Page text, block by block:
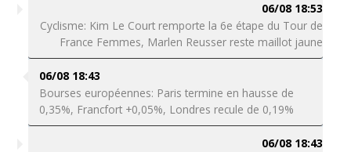
06/08 18:53
Cyclisme: Kim Le Court remporte la 6e étape du Tour de
France Femmes, Marlen Reusser reste maillot jaune
06/08 18:43
Bourses européennes: Paris termine en hausse de
0,35%, Francfort +0,05%, Londres recule de 0,19%
06/08 18:43